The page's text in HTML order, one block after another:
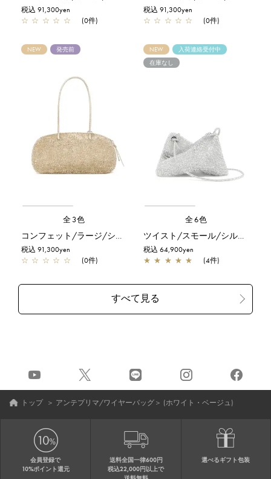
税込 91,300yen
☆ ☆ ☆ ☆ ☆ (0件)
税込 91,300yen
☆ ☆ ☆ ☆ ☆ (0件)
NEW 発売前
全3色
コンフェット/ラージ/シルバーゴールド
税込 91,300yen
☆ ☆ ☆ ☆ ☆ (0件)
NEW
入荷連絡受付中
在庫なし
全6色
ツイスト/スモール/シルバー
税込 64,900yen
★ ★ ★ ★ ★ (4件)
トップ ＞ アンテプリマ/ワイヤーバッグ＞ (ホワイト・ベージュ)
会員登録で
10%ポイント還元
送料全国一律600円
税込22,000円以上で
選べるギフト包装